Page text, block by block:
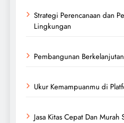
Strategi Perencanaan dan
Lingkungan
Pembangunan
Ukur Kemampuanmu di
Jasa Kitas Cepat Dan Murah